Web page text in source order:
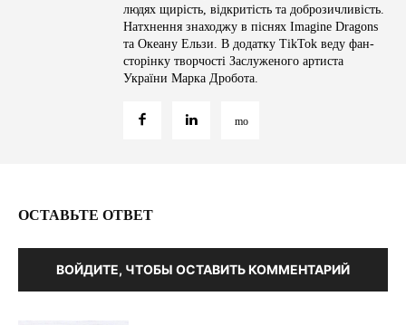
людях щирість, відкритість та доброзичливість.
Натхнення знаходжу в піснях Imagine Dragons
та Океану Ельзи. В додатку TikTok веду фан-
сторінку творчості Заслуженого артиста
України Марка Дробота.
ОСТАВЬТЕ ОТВЕТ
ВОЙДИТЕ, ЧТОБЫ ОСТАВИТЬ КОММЕНТАРИЙ